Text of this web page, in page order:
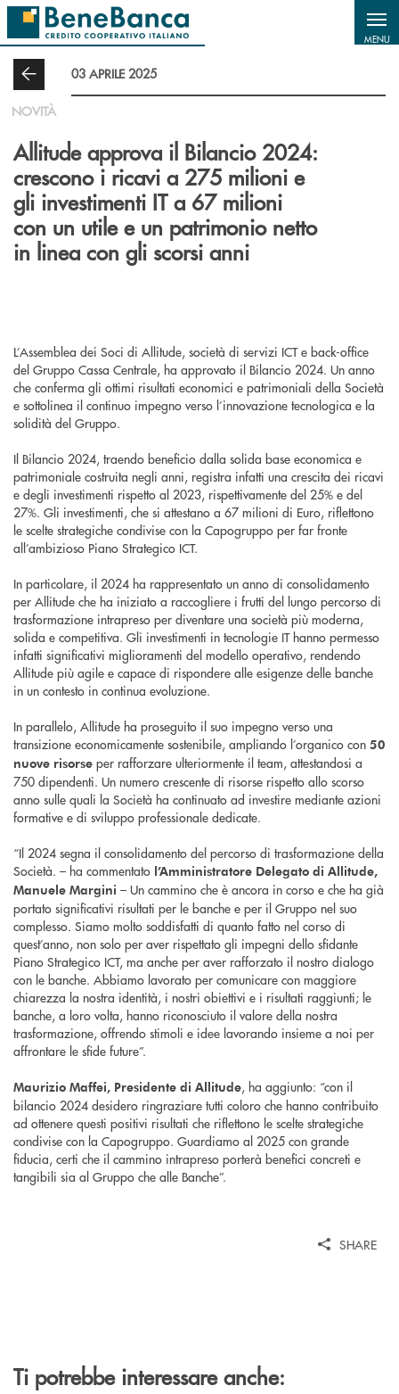
Salta al contenuto principale
MENU
03 APRILE 2025
NOVITÀ
Allitude approva il Bilancio 2024:
crescono i ricavi a 275 milioni e
gli investimenti IT a 67 milioni
con un utile e un patrimonio netto
in linea con gli scorsi anni
L’Assemblea dei Soci di Allitude, società di servizi ICT e back-office
del Gruppo Cassa Centrale, ha approvato il Bilancio 2024. Un anno
che conferma gli ottimi risultati economici e patrimoniali della Società
e sottolinea il continuo impegno verso l’innovazione tecnologica e la
solidità del Gruppo.
Il Bilancio 2024, traendo beneficio dalla solida base economica e
patrimoniale costruita negli anni, registra infatti una crescita dei ricavi
e degli investimenti rispetto al 2023, rispettivamente del 25% e del
27%. Gli investimenti, che si attestano a 67 milioni di Euro, riflettono
le scelte strategiche condivise con la Capogruppo per far fronte
all’ambizioso Piano Strategico ICT.
In particolare, il 2024 ha rappresentato un anno di consolidamento
per Allitude che ha iniziato a raccogliere i frutti del lungo percorso di
trasformazione intrapreso per diventare una società più moderna,
solida e competitiva. Gli investimenti in tecnologie IT hanno permesso
infatti significativi miglioramenti del modello operativo, rendendo
Allitude più agile e capace di rispondere alle esigenze delle banche
in un contesto in continua evoluzione.
In parallelo, Allitude ha proseguito il suo impegno verso una
transizione economicamente sostenibile, ampliando l’organico con 50
nuove risorse per rafforzare ulteriormente il team, attestandosi a
750 dipendenti. Un numero crescente di risorse rispetto allo scorso
anno sulle quali la Società ha continuato ad investire mediante azioni
formative e di sviluppo professionale dedicate.
“Il 2024 segna il consolidamento del percorso di trasformazione della
Società. – ha commentato l’Amministratore Delegato di Allitude,
Manuele Margini – Un cammino che è ancora in corso e che ha già
portato significativi risultati per le banche e per il Gruppo nel suo
complesso. Siamo molto soddisfatti di quanto fatto nel corso di
quest’anno, non solo per aver rispettato gli impegni dello sfidante
Piano Strategico ICT, ma anche per aver rafforzato il nostro dialogo
con le banche. Abbiamo lavorato per comunicare con maggiore
chiarezza la nostra identità, i nostri obiettivi e i risultati raggiunti; le
banche, a loro volta, hanno riconosciuto il valore della nostra
trasformazione, offrendo stimoli e idee lavorando insieme a noi per
affrontare le sfide future”.
Maurizio Maffei, Presidente di Allitude, ha aggiunto: “con il
bilancio 2024 desidero ringraziare tutti coloro che hanno contribuito
ad ottenere questi positivi risultati che riflettono le scelte strategiche
condivise con la Capogruppo. Guardiamo al 2025 con grande
fiducia, certi che il cammino intrapreso porterà benefici concreti e
tangibili sia al Gruppo che alle Banche”.
SHARE
Ti potrebbe interessare anche: